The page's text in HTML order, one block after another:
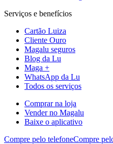
Serviços e benefícios
Cartão Luiza
Cliente Ouro
Magalu seguros
Blog da Lu
Maga +
WhatsApp da Lu
Todos os serviços
Comprar na loja
Vender no Magalu
Baixe o aplicativo
Compre pelo telefoneCompre